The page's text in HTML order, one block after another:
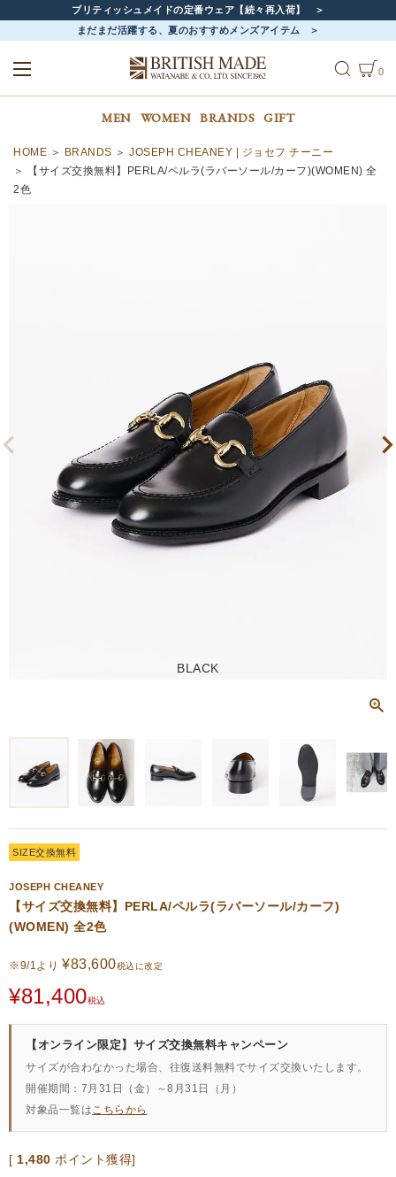
ブリティッシュメイドの定番ウェア【続々再入荷】
まだまだ活躍する、夏のおすすめメンズアイテム
0
MEN WOMEN BRANDS GIFT
HOME BRANDS
JOSEPH CHEANEY | ジョセフ チーニー
【サイズ交換無料】PERLA/ペルラ(ラバーソール/カーフ)(WOMEN) 全
2色
BLACK
SIZE交換無料
JOSEPH CHEANEY
【サイズ交換無料】PERLA/ペルラ(ラバーソール/カーフ)
(WOMEN) 全2色
※9/1より ¥83,600税込に改定
¥81,400税込
【オンライン限定】サイズ交換無料キャンペーン
サイズが合わなかった場合、往復送料無料でサイズ交換いたします。
開催期間：7月31日（金）～8月31日（月）
対象品一覧はこちらから
[ 1,480 ポイント獲得]